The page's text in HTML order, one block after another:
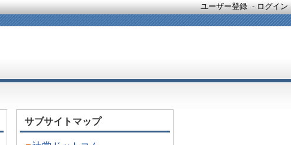
ユーザー登録 -ログイン
サブサイトマップ